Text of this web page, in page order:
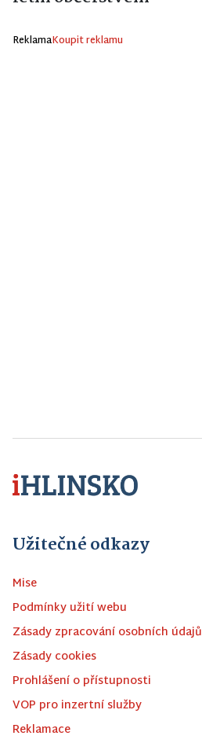
ReklamaKoupit reklamu
Užitečné odkazy
Mise
Podmínky užití webu
Zásady zpracování osobních údajů
Zásady cookies
Prohlášení o přístupnosti
VOP pro inzertní služby
Reklamace